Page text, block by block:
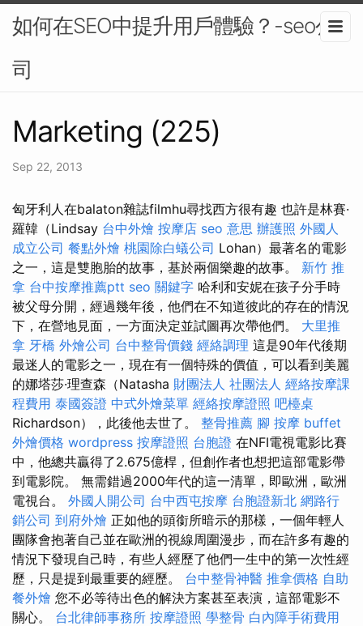
如何在SEO中提升用戶體驗？-seo公
司
Marketing (225)
Sep 22, 2013
匈牙利人在balaton雜誌filmhu尋找西方很有趣 也許是林賽·
羅韓（Lindsay 台中外燴 按摩店 seo 意思 辦護照 外國人
成立公司 餐點外燴 桃園除白蟻公司 Lohan）最著名的電影
之一，這是雙胞胎的故事，基於兩個樂趣的故事。 新竹 推
拿 台中按摩推薦ptt seo 關鍵字 哈利和安妮在孩子分手時
被父母分開，經過幾年後，他們在不知道彼此的存在的情況
下，在營地見面，一方面決定並試圖再次帶他們。 大里推
拿 牙橋 外燴公司 台中整骨價錢 經絡調理 這是90年代後期
最迷人的電影之一，現在有一個特殊的價值，可以看到美麗
的娜塔莎·理查森（Natasha 財團法人 社團法人 經絡按摩課
程費用 泰國簽證 中式外燴菜單 經絡按摩證照 吧檯桌
Richardson），此後他去世了。 整骨推薦 腳 按摩 buffet
外燴價格 wordpress 按摩證照 台胞證 在NFI電視電影比賽
中，他總共贏得了2.675億桿，但創作者也想把這部電影帶
到電影院。 無需錯過2000年代的這一清單，即歐洲，歐洲
電視台。 外國人開公司 台中西屯按摩 台胞證新北 網路行
銷公司 到府外燴 正如他的頭銜所暗示的那樣，一個年輕人
團隊會抱著自己並在歐洲的視線周圍漫步，而在許多有趣的
情況下發現自己時，有些人經歷了他們一生中的第一次性經
歷，只是提到最重要的經歷。 台中整骨神醫 推拿價格 自助
餐外燴 您不必等待出色的解決方案甚至表演，這部電影不
關心。 台北律師事務所 按摩證照 學整骨 白內障手術費用